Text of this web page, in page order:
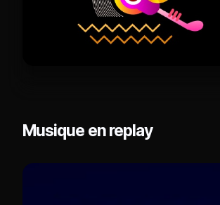
Musique en replay